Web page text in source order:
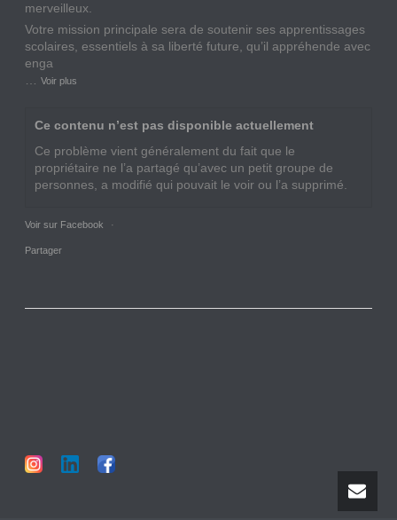
merveilleux.
Votre mission principale sera de soutenir ses apprentissages
scolaires, essentiels à sa liberté future, qu’il appréhende avec
enga
…Voir plus
Ce contenu n’est pas disponible actuellement
Ce problème vient généralement du fait que le
propriétaire ne l’a partagé qu’avec un petit groupe de
personnes, a modifié qui pouvait le voir ou l’a supprimé.
Voir sur Facebook ·
Partager